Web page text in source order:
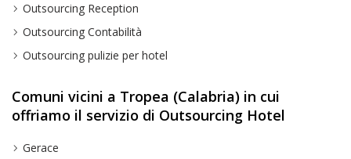
Outsourcing Reception
Outsourcing Contabilità
Outsourcing pulizie per hotel
Comuni vicini a Tropea (Calabria) in cui
offriamo il servizio di Outsourcing Hotel
Gerace